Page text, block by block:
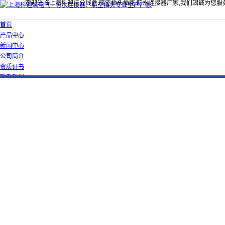
欢迎光临上海科迎法分线盒,航空插头插座,防水连接器厂家,我们竭诚为您服
首页
产品中心
新闻中心
公司简介
资质证书
联系我们